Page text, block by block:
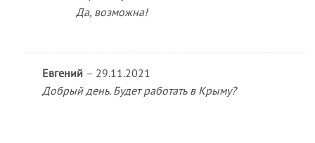
Да, возможна!
Евгений – 29.11.2021
Добрый день. Будет работать в Крыму?